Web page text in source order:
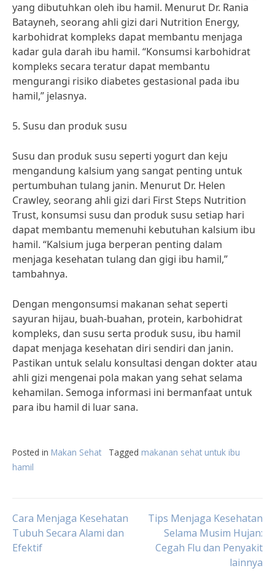
yang dibutuhkan oleh ibu hamil. Menurut Dr. Rania
Batayneh, seorang ahli gizi dari Nutrition Energy,
karbohidrat kompleks dapat membantu menjaga
kadar gula darah ibu hamil. “Konsumsi karbohidrat
kompleks secara teratur dapat membantu
mengurangi risiko diabetes gestasional pada ibu
hamil,” jelasnya.
5. Susu dan produk susu
Susu dan produk susu seperti yogurt dan keju
mengandung kalsium yang sangat penting untuk
pertumbuhan tulang janin. Menurut Dr. Helen
Crawley, seorang ahli gizi dari First Steps Nutrition
Trust, konsumsi susu dan produk susu setiap hari
dapat membantu memenuhi kebutuhan kalsium ibu
hamil. “Kalsium juga berperan penting dalam
menjaga kesehatan tulang dan gigi ibu hamil,”
tambahnya.
Dengan mengonsumsi makanan sehat seperti
sayuran hijau, buah-buahan, protein, karbohidrat
kompleks, dan susu serta produk susu, ibu hamil
dapat menjaga kesehatan diri sendiri dan janin.
Pastikan untuk selalu konsultasi dengan dokter atau
ahli gizi mengenai pola makan yang sehat selama
kehamilan. Semoga informasi ini bermanfaat untuk
para ibu hamil di luar sana.
Posted in Makan Sehat Tagged makanan sehat untuk ibu
hamil
Post
navigation
Cara Menjaga Kesehatan
Tubuh Secara Alami dan
Efektif
Tips Menjaga Kesehatan
Selama Musim Hujan:
Cegah Flu dan Penyakit
lainnya